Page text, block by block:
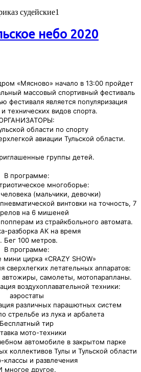
небо 2020
«Мясново» начало в 13:00 пройдет
массовый спортивный фестиваль
фестиваля является популяризация
технических видов спорта.
области по спорту
авиации Тульской области.
группы детей.
В программе:
многоборье:
(мальчики, девочки)
винтовки на точность, 7
на 6 мишеней
из страйкбольного автомата.
разборка АК на время
Бег 100 метров.
В программе:
цирка «CRAZY SHOW»
сверхлегких летательных аппаратов:
самолеты, мотопарапланы.
воздухоплавательной техники:
аэростаты
различных парашютных систем
стрельбе из лука и арбалета
Бесплатный тир
мото-техники
автомобиле в закрытом парке
коллективов Тулы и Тульской области
классы и развлечения
многое другое.